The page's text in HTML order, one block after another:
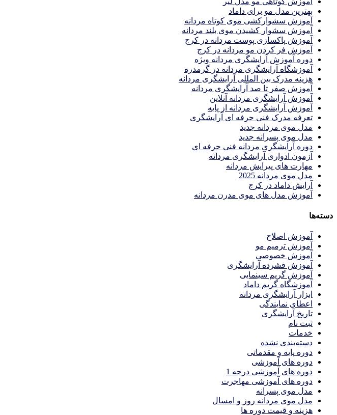
بهترین مدل مو برای داماد
آموزش سشوارکشی موی کوتاه مردانه
آموزش سشوار کشیدن موی بلند مردانه
آموزش پاکسازی پوست مردانه در کرج
آموزش فر کردن مو مردانه در کرج
دوره آموزش آرایشگری مردانه ویژه
آموزشگاه آرایشگری مردانه در گرمدره
هزینه مدرک بین المللی آرایشگری مردانه
آموزش صفر تا صد آرایشگری مردانه
آموزش آرایشگری مردانه آنلاین
آموزش آرایشگری مردانه از پایه
تعرفه مدرک فنی حرفه ای آرایشگری
مدل موی مردانه جدید
مدل موی پسرانه جدید
دوره آرایشگری مردانه فنی حرفه ای
آزمون ادواری آرایشگری مردانه
مهارت های پیرایش مردانه
مدل موی مردانه 2025
آرایش داماد در کرج
آموزش مدل های موی مدرن مردانه
دسته‌ها
آموزش اصلاح
آموزش ترمیم مو
آموزش خصوصی
آموزش فشرده آرایشگری
آموزش گریم سینمایی
آموزشگاه گریم داماد
ابزار آرایشگری مردانه
اعطای نمایندگی
تاریخ آرایشگری
ثبت نام
خدمات
دسته‌بندی نشده
دوره پایه و مقدماتی
دوره های آموزشی
دوره های آموزشی درجه 1
دوره های آموزشی مهاجرت
مدل موی پسرانه
مدل موی مردانه روز و امسال
هزینه و قیمت دوره ها